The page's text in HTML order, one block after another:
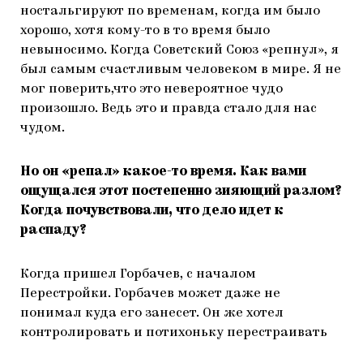
ностальгируют по временам, когда им было
хорошо, хотя кому-то в то время было
невыносимо. Когда Советский Союз «репнул», я
был самым счастливым человеком в мире. Я не
мог поверить,что это невероятное чудо
произошло. Ведь это и правда стало для нас
чудом.
Но он «репал» какое-то время. Как вами
ощущался этот постепенно зияющий разлом?
Когда почувствовали, что дело идет к
распаду?
Когда пришел Горбачев, с началом
Перестройки. Горбачев может даже не
понимал куда его занесет. Он же хотел
контролировать и потихоньку перестраивать